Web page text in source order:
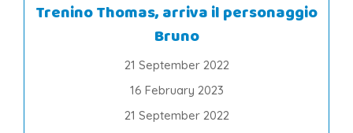
Trenino Thomas, arriva il personaggio
Bruno
21 September 2022
16 February 2023
21 September 2022